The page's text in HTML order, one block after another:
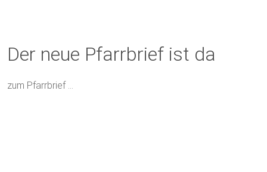
Der neue Pfarrbrief ist da
zum Pfarrbrief …